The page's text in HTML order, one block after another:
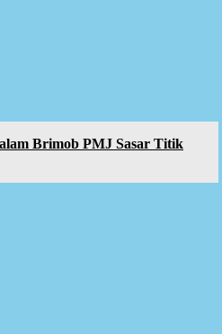
Brimob PMJ Sasar Titik